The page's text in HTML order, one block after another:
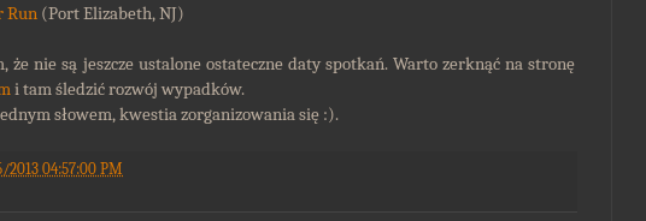
Run (Port Elizabeth, NJ)
że nie są jeszcze ustalone ostateczne daty spotkań. Warto zerknąć na stronę
i tam śledzić rozwój wypadków.
słowem, kwestia zorganizowania się :).
2013 04:57:00 PM